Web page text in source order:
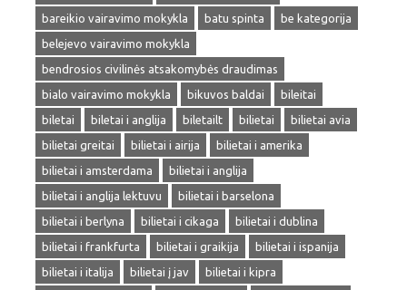
bareikio vairavimo mokykla
batu spinta
be kategorija
belejevo vairavimo mokykla
bendrosios civilinės atsakomybės draudimas
bialo vairavimo mokykla
bikuvos baldai
bileitai
biletai
biletai i anglija biletailt bilietai
bilietai avia
bilietai greitai
bilietai i airija
bilietai i amerika
bilietai i amsterdama
bilietai i anglija
bilietai i anglija lektuvu
bilietai i barselona
bilietai i berlyna
bilietai i cikaga
bilietai i dublina
bilietai i frankfurta
bilietai i graikija
bilietai i ispanija
bilietai i italija
bilietai į jav
bilietai i kipra